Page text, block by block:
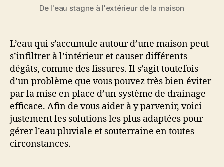
De l'eau stagne à l'extérieur de la maison
L’eau qui s’accumule autour d’une maison peut
s’infiltrer à l’intérieur et causer différents
dégâts, comme des fissures. Il s’agit toutefois
d’un problème que vous pouvez très bien éviter
par la mise en place d’un système de drainage
efficace. Afin de vous aider à y parvenir, voici
justement les solutions les plus adaptées pour
gérer l’eau pluviale et souterraine en toutes
circonstances.